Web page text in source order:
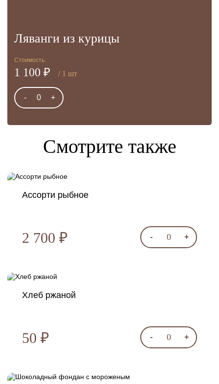
Ляванги из курицы
Стоимость:
1 100 ₽ / 1 шт
- 0 +
Смотрите также
Ассорти рыбное
2 700 ₽ - 0 +
Хлеб ржаной
50 ₽ - 0 +